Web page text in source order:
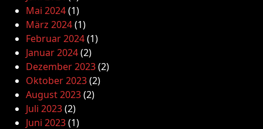
Mai 2024(1)
März 2024(1)
Februar 2024(1)
Januar 2024(2)
Dezember 2023(2)
Oktober 2023(2)
August 2023(2)
Juli 2023(2)
Juni 2023(1)